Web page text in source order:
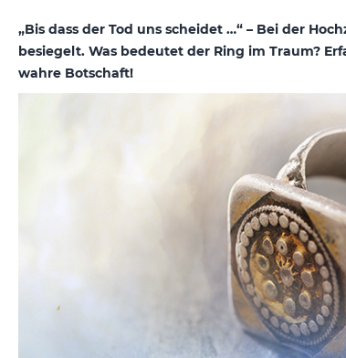
„Bis dass der Tod uns scheidet …“ – Bei der
besiegelt. Was bedeutet der Ring im Traum?
wahre Botschaft!